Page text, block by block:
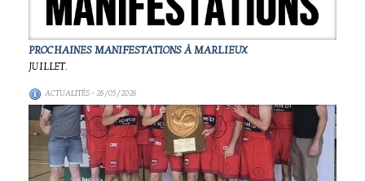
PROCHAINES MANIFESTATIONS À MARLIEUX
JUILLET.
ACTUALITÉS- 26/05/2026